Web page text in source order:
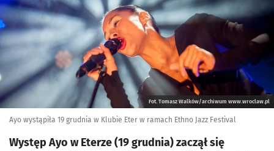
Fot. Tomasz Walków/archiwum www.wroclaw.pl
Ayo wystąpiła 19 grudnia w Klubie Eter w ramach Ethno Jazz Festival
Występ Ayo w Eterze (19 grudnia) zaczął się